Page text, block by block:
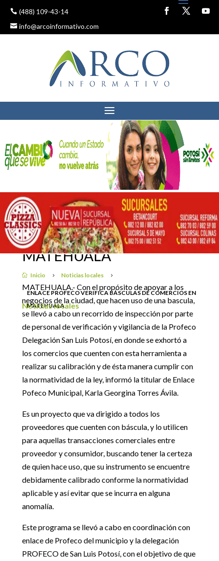
(488) 109-43-14
info@arcoinformativo.com
 Inicio 5 Noticias locales 5
ENLACE PROFECO VERIFICA BÁSCULAS DE COMERCIOS EN
MATEHUALA
ENLACE PROFECO
VERIFICA BÁSCULAS DE
COMERCIOS EN
MATEHUALA
Noticias locales
2 septiembre, 2019
MATEHUALA.- Con el propósito de apoyar a los
negocios de la ciudad, que hacen uso de una bascula,
se llevó a cabo un recorrido de inspección por parte
de personal de verificación y vigilancia de la Profeco
Delegación San Luis Potosí, en donde se exhortó a
los comercios que cuenten con esta herramienta a
realizar su calibración y de ésta manera cumplir con
la normatividad de la ley, informó la titular de Enlace
Pofeco Municipal, Karla Georgina Torres Ávila.
Es un proyecto que va dirigido a todos los
proveedores que cuenten con báscula, y lo utilicen
para aquellas transacciones comerciales entre
proveedor y consumidor, buscando tener la certeza
de quien hace uso, que su instrumento se encuentre
debidamente calibrado conforme la normatividad
aplicable y así evitar que se incurra en alguna
anomalía.
Este programa se llevó a cabo en coordinación con
enlace de Profeco del municipio y la delegación
PROFECO de San Luis Potosí, con el objetivo de que